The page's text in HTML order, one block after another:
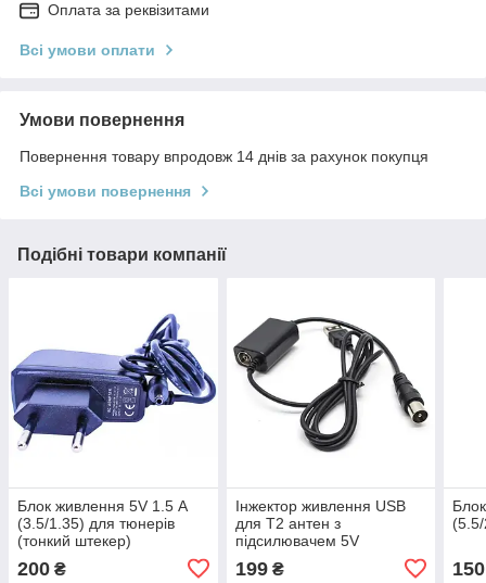
Оплата за реквізитами
Всі умови оплати
Умови повернення
Повернення товару впродовж 14 днів за рахунок покупця
Всі умови повернення
Подібні товари компанії
Блок живлення 5V 1.5 А
(3.5/1.35) для тюнерів
(тонкий штекер)
200 ₴
Інжектор живлення USB
для Т2 антен з
підсилювачем 5V
199₴ 150